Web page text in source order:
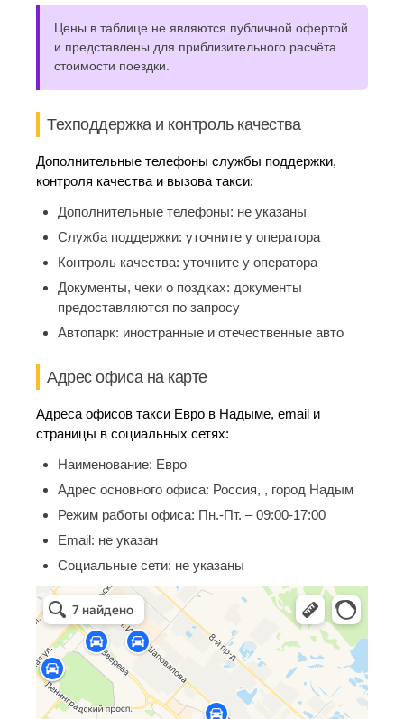
Цены в таблице не являются публичной офертой
и представлены для приблизительного расчёта
стоимости поездки.
Техподдержка и контроль качества
Дополнительные телефоны службы поддержки,
контроля качества и вызова такси:
Дополнительные телефоны: не указаны
Служба поддержки: уточните у оператора
Контроль качества: уточните у оператора
Документы, чеки о поздках: документы
предоставляются по запросу
Автопарк: иностранные и отечественные авто
Адрес офиса на карте
Адреса офисов такси Евро в Надыме, email и
страницы в социальных сетях:
Наименование: Евро
Адрес основного офиса: Россия, , город Надым
Режим работы офиса: Пн.-Пт. – 09:00-17:00
Email: не указан
Социальные сети: не указаны